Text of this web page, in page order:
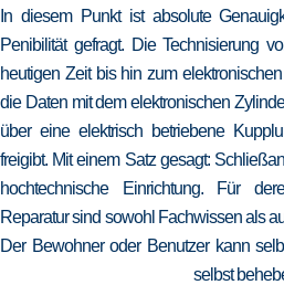
In diesem Punkt ist absolute
Penibilität gefragt. Die Technisierung
heutigen Zeit bis hin zum
die Daten mit dem elektronischen
über eine elektrisch betriebene
freigibt. Mit einem Satz gesagt:
hochtechnische Einrichtung. Für
Reparatur sind sowohl Fachwissen als
Der Bewohner oder Benutzer kann
selbst